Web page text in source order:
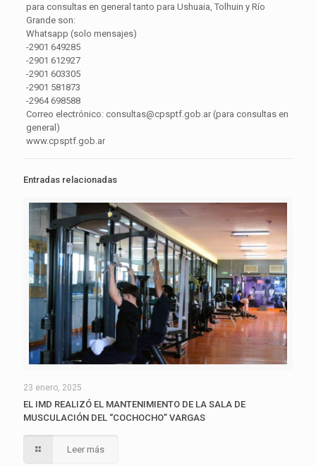
para consultas en general tanto para Ushuaia, Tolhuin y Río
Grande son:
Whatsapp (solo mensajes)
-2901 649285
-2901 612927
-2901 603305
-2901 581873
-2964 698588
Correo electrónico: consultas@cpsptf.gob.ar (para consultas en
general)
www.cpsptf.gob.ar
Entradas relacionadas
23 enero, 2025
EL IMD REALIZÓ EL MANTENIMIENTO DE LA SALA DE
MUSCULACIÓN DEL “COCHOCHO” VARGAS
Leer más